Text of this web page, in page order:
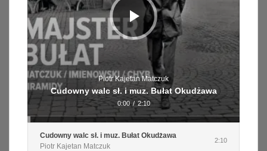
Piotr Kajetan Matczuk
Cudowny walc sł. i muz. Bułat Okudżawa
0:00 / 2:10
Cudowny walc sł. i muz. Bułat Okudżawa
Piotr Kajetan Matczuk
2:10